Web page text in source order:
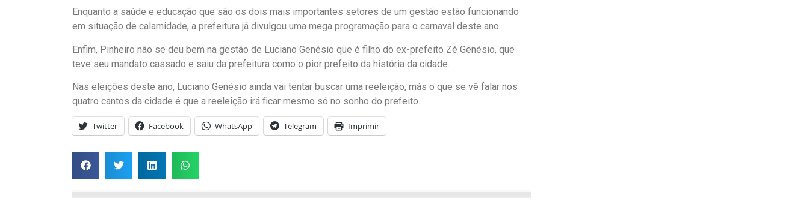
Enquanto a saúde e educação que são os dois mais importantes setores de um gestão estão funcionando
em situação de calamidade, a prefeitura já divulgou uma mega programação para o carnaval deste ano.
Enfim, Pinheiro não se deu bem na gestão de Luciano Genésio que é filho do ex-prefeito Zé Genésio, que
teve seu mandato cassado e saiu da prefeitura como o pior prefeito da história da cidade.
Nas eleições deste ano, Luciano Genésio ainda vai tentar buscar uma reeleição, más o que se vê falar nos
quatro cantos da cidade é que a reeleição irá ficar mesmo só no sonho do prefeito.
Twitter Facebook WhatsApp Telegram Imprimir